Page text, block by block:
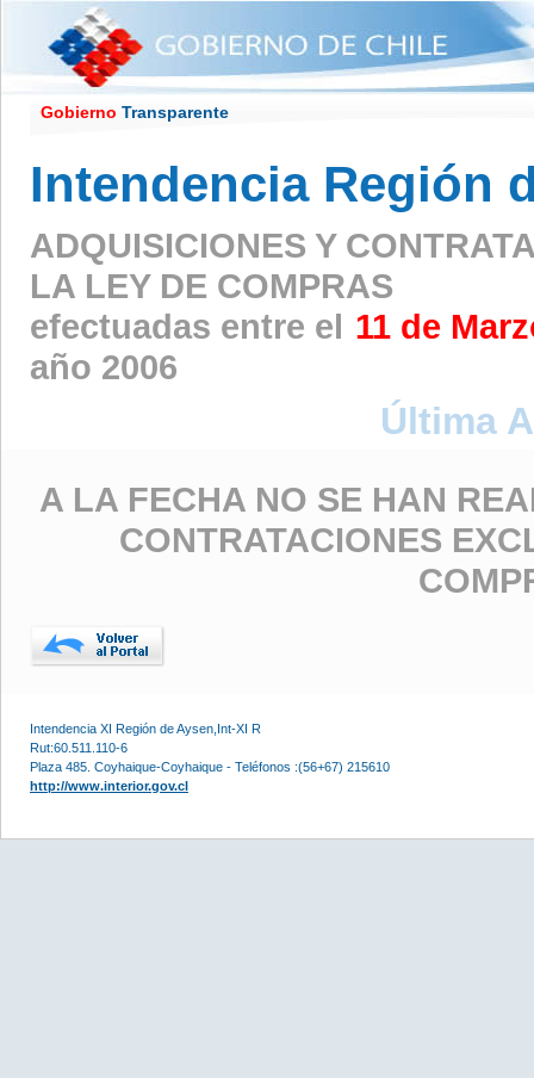
Gobierno Transparente
Intendencia Región
ADQUISICIONES Y
LA LEY DE COMPRAS
efectuadas entre el 11 de
año 2006
Última
A LA FECHA NO SE HAN
CONTRATACIONES
Intendencia XI Región de Aysen,Int-XI R
Rut:60.511.110-6
Plaza 485. Coyhaique-Coyhaique - Teléfonos :(56+67) 215610
http://www.interior.gov.cl